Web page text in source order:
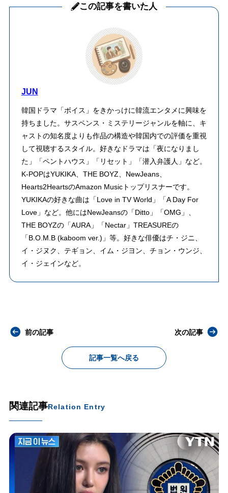
この記事を書いた人
JUN
韓国ドラマ「ボイス」をきかっけに韓流エンタメに興味を
持ちました。サスペンス・ミステリージャンルを軸に、キ
ャストの知名度よりも作品の構造や韓国内での評価を重視
して視聴するスタイル。好きなドラマは「夜になりまし
た」「ペントハウス」「リセット」「潜入弁護人」など。
K-POPはYUKIKA、THE BOYZ、NewJeans、
Hearts2HeartsのAmazon Musicトップリスナーです。
YUKIKAの好きな曲は「Love in TV World」「A Day For
Love」など。他にはNewJeansの「Ditto」「OMG」、
THE BOYZの「AURA」「Nectar」TREASUREの
「B.O.M.B (kaboom ver.)」等。好きな俳優はチ・ジニ、
イ・ジヌク、テギョン、イム・ジヨン、チョン・ウンジ、
イ・ジェインなど。
前の記事
記事一覧へ戻る
次の記事
関連記事Relation Entry